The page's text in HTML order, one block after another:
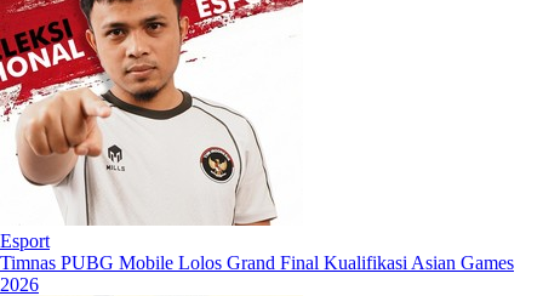
Esport
Timnas PUBG Mobile Lolos Grand Final Kualifikasi Asian Games
2026